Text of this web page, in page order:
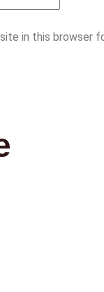
in this browser